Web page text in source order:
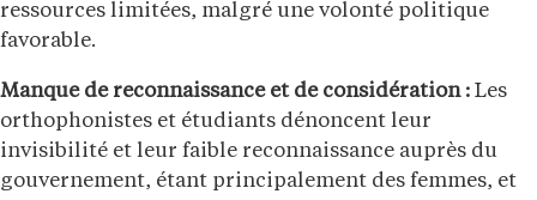
ressources limitées, malgré une volonté politique
favorable.
Manque de reconnaissance et de considération : Les
orthophonistes et étudiants dénoncent leur
invisibilité et leur faible reconnaissance auprès du
gouvernement, étant principalement des femmes, et